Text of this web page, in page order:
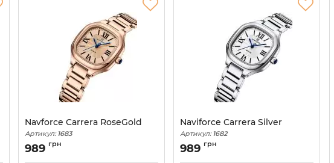
Navforce Carrera RoseGold
Артикул:1683
989 грн
Naviforce Carrera Silver
Артикул:1682
989 грн